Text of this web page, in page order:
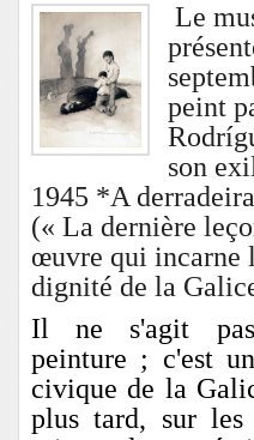
Le
peint
son
1945 *A
(« La dernière
œuvre qui incarne
dignité de la
Il ne s'agit pas
peinture ; c'est
civique de la
plus tard, sur